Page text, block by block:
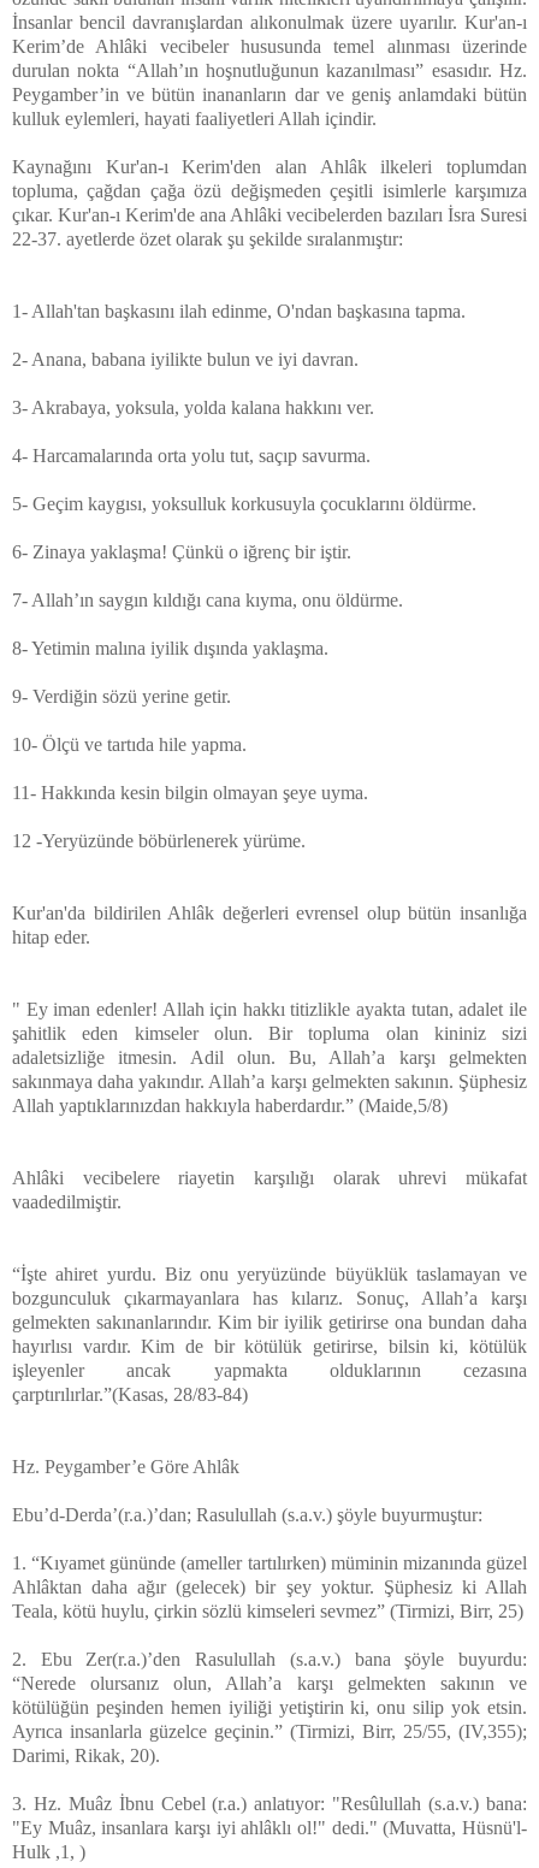
İnsanlar bencil davranışlardan alıkonulmak üzere uyarılır. Kur'an-ı
Kerim’de Ahlâki vecibeler hususunda temel alınması üzerinde
durulan nokta “Allah’ın hoşnutluğunun kazanılması” esasıdır. Hz.
Peygamber’in ve bütün inananların dar ve geniş anlamdaki bütün
kulluk eylemleri, hayati faaliyetleri Allah içindir.
Kaynağını Kur'an-ı Kerim'den alan Ahlâk ilkeleri toplumdan
topluma, çağdan çağa özü değişmeden çeşitli isimlerle karşımıza
çıkar. Kur'an-ı Kerim'de ana Ahlâki vecibelerden bazıları İsra Suresi
22-37. ayetlerde özet olarak şu şekilde sıralanmıştır:
1- Allah'tan başkasını ilah edinme, O'ndan başkasına tapma.
2- Anana, babana iyilikte bulun ve iyi davran.
3- Akrabaya, yoksula, yolda kalana hakkını ver.
4- Harcamalarında orta yolu tut, saçıp savurma.
5- Geçim kaygısı, yoksulluk korkusuyla çocuklarını öldürme.
6- Zinaya yaklaşma! Çünkü o iğrenç bir iştir.
7- Allah’ın saygın kıldığı cana kıyma, onu öldürme.
8- Yetimin malına iyilik dışında yaklaşma.
9- Verdiğin sözü yerine getir.
10- Ölçü ve tartıda hile yapma.
11- Hakkında kesin bilgin olmayan şeye uyma.
12 -Yeryüzünde böbürlenerek yürüme.
Kur'an'da bildirilen Ahlâk değerleri evrensel olup bütün insanlığa
hitap eder.
" Ey iman edenler! Allah için hakkı titizlikle ayakta tutan, adalet ile
şahitlik eden kimseler olun. Bir topluma olan kininiz sizi
adaletsizliğe itmesin. Adil olun. Bu, Allah’a karşı gelmekten
sakınmaya daha yakındır. Allah’a karşı gelmekten sakının. Şüphesiz
Allah yaptıklarınızdan hakkıyla haberdardır.” (Maide,5/8)
Ahlâki vecibelere riayetin karşılığı olarak uhrevi mükafat
vaadedilmiştir.
“İşte ahiret yurdu. Biz onu yeryüzünde büyüklük taslamayan ve
bozgunculuk çıkarmayanlara has kılarız. Sonuç, Allah’a karşı
gelmekten sakınanlarındır. Kim bir iyilik getirirse ona bundan daha
hayırlısı vardır. Kim de bir kötülük getirirse, bilsin ki, kötülük
işleyenler ancak yapmakta olduklarının cezasına
çarptırılırlar.”(Kasas, 28/83-84)
Hz. Peygamber’e Göre Ahlâk
Ebu’d-Derda’(r.a.)’dan; Rasulullah (s.a.v.) şöyle buyurmuştur:
1. “Kıyamet gününde (ameller tartılırken) müminin mizanında güzel
Ahlâktan daha ağır (gelecek) bir şey yoktur. Şüphesiz ki Allah
Teala, kötü huylu, çirkin sözlü kimseleri sevmez” (Tirmizi, Birr, 25)
2. Ebu Zer(r.a.)’den Rasulullah (s.a.v.) bana şöyle buyurdu:
“Nerede olursanız olun, Allah’a karşı gelmekten sakının ve
kötülüğün peşinden hemen iyiliği yetiştirin ki, onu silip yok etsin.
Ayrıca insanlarla güzelce geçinin.” (Tirmizi, Birr, 25/55, (IV,355);
Darimi, Rikak, 20).
3. Hz. Muâz İbnu Cebel (r.a.) anlatıyor: "Resûlullah (s.a.v.) bana:
"Ey Muâz, insanlara karşı iyi ahlâklı ol!" dedi." (Muvatta, Hüsnü'l-
Hulk ,1, )